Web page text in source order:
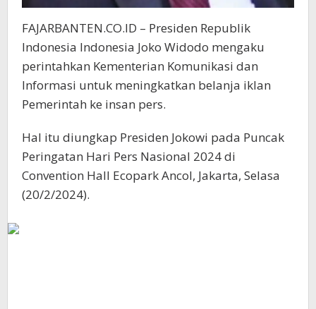
FAJARBANTEN.CO.ID – Presiden Republik
Indonesia Indonesia Joko Widodo mengaku
perintahkan Kementerian Komunikasi dan
Informasi untuk meningkatkan belanja iklan
Pemerintah ke insan pers.
Hal itu diungkap Presiden Jokowi pada Puncak
Peringatan Hari Pers Nasional 2024 di
Convention Hall Ecopark Ancol, Jakarta, Selasa
(20/2/2024).